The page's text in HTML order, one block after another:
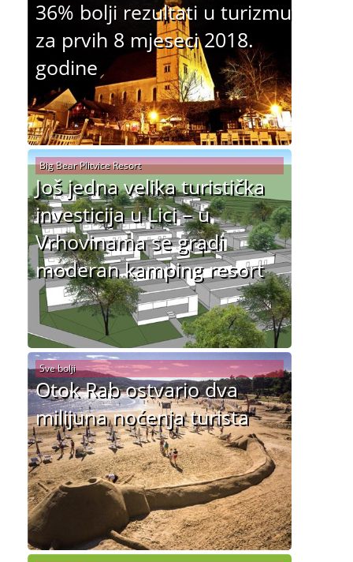
36% bolji rezultati u turizmu
za prvih 8 mjeseci 2018.
godine
Još jedna velika turistička
investicija u Lici – u
Vrhovinama se gradi
moderan kamping resort
Big Bear Plitvice Resort
Otok Rab ostvario dva
milijuna noćenja turista
Sve bolji